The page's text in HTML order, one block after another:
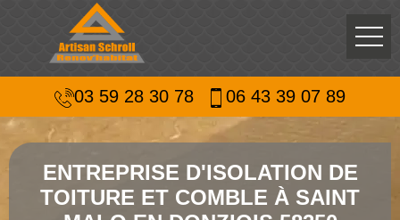
03 59 28 30 78 06 43 39 07 89
ENTREPRISE D'ISOLATION DE
TOITURE ET COMBLE À SAINT